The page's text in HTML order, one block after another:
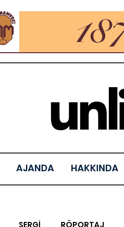
AJANDA HAKKINDA
SERGİ RÖPORTAJ